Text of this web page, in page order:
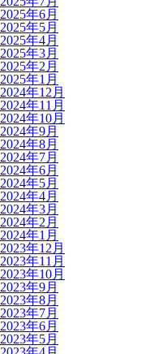
2025年6月
2025年5月
2025年4月
2025年3月
2025年2月
2025年1月
2024年12月
2024年11月
2024年10月
2024年9月
2024年8月
2024年7月
2024年6月
2024年5月
2024年4月
2024年3月
2024年2月
2024年1月
2023年12月
2023年11月
2023年10月
2023年9月
2023年8月
2023年7月
2023年6月
2023年5月